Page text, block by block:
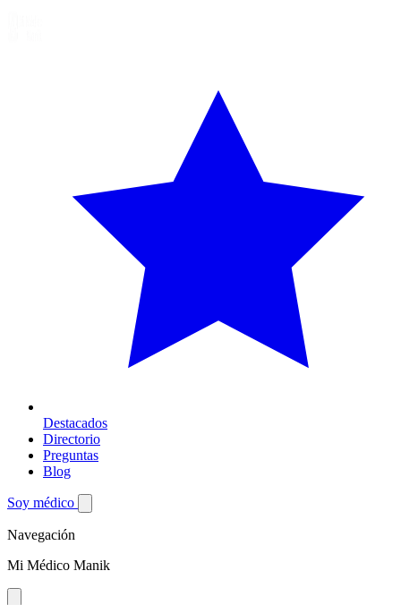
Destacados
Directorio
Preguntas
Blog
Soy médico
Navegación
Mi Médico Manik